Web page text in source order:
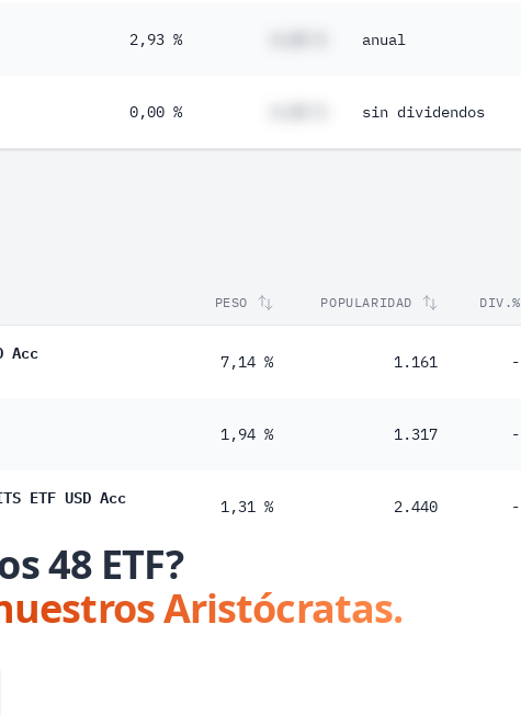
2,93 % anual
0,00 % sin dividendos
PESO POPULARIDAD DIV.%
Acc 7,14 % 1.161 -
1,94 % 1.317 -
ETF USD Acc 1,31 % 2.440 -
48 ETF?
Aristócratas.